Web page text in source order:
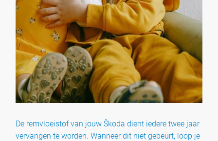
De remvloeistof van jouw Škoda dient iedere twee jaar
vervangen te worden. Wanneer dit niet gebeurt, loop je